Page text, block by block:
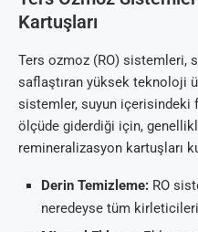
Kartuşları
Ters ozmoz (RO) sistemleri,
saflaştıran yüksek teknoloji
sistemler, suyun içerisindeki
ölçüde giderdiği için,
remineralizasyon kartuşları
Derin Temizleme: RO
neredeyse tüm